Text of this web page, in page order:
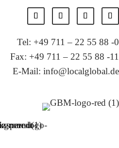
Tel: +49 711 – 22 55 88 -0
Fax: +49 711 – 22 55 88 -11
E-Mail: info@localglobal.de